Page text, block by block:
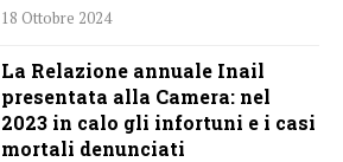
18 Ottobre 2024
La Relazione annuale Inail
presentata alla Camera: nel
2023 in calo gli infortuni e i casi
mortali denunciati